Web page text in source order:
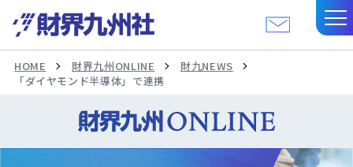
HOME 財界九州ONLINE
財九NEWS
「ダイヤモンド半導体」で連携